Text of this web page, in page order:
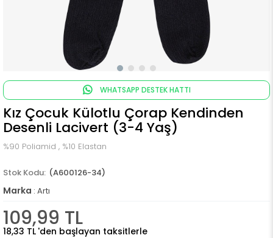
WHATSAPP DESTEK HATTI
Kız Çocuk Külotlu Çorap Kendinden
Desenli Lacivert (3-4 Yaş)
%90 Poliamid , %10 Elastan
(A600126-34)
Marka : Artı
109,99 TL
18,33 TL 'den başlayan taksitlerle